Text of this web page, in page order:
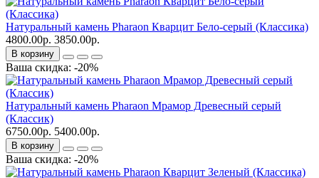
Натуральный камень Pharaon Кварцит Бело-серый (Классика)
4800.00р. 3850.00р.
В корзину
Ваша скидка: -20%
Натуральный камень Pharaon Мрамор Древесный серый
(Классик)
6750.00р. 5400.00р.
В корзину
Ваша скидка: -20%